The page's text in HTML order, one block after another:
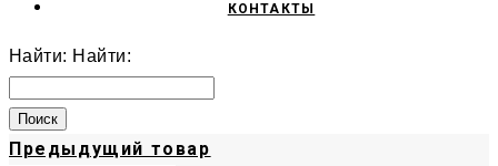
КОНТАКТЫ
Найти: Найти:
Предыдущий товар